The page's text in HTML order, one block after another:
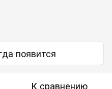
появится
К сравнению